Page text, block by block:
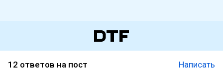
12 ответов на пост Написать